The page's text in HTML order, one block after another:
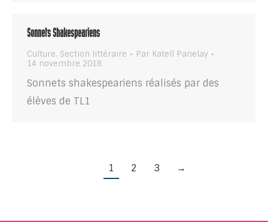
Sonnets Shakespeariens
Culture, Section littéraire Par Katell Panelay
14 novembre 2018
Sonnets shakespeariens réalisés par des
élèves de TL1
1 2 3 →